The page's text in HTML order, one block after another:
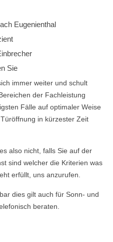
Eugenienthal
Sie
immer weiter und schult
der Fachleistung
Fälle auf optimaler Weise
in kürzester Zeit
also nicht, falls Sie auf der
sind welcher die Kriterien was
erfüllt, uns anzurufen.
dies gilt auch für Sonn- und
beraten.